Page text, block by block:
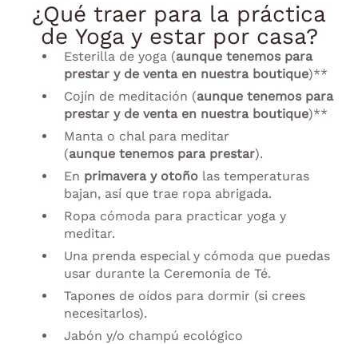
¿Qué traer para la práctica
de Yoga y estar por casa?
Esterilla de yoga (aunque tenemos para
prestar y de venta en nuestra boutique)**
Cojín de meditación (aunque tenemos para
prestar y de venta en nuestra boutique)**
Manta o chal para meditar
(aunque tenemos para prestar).
En primavera y otoño las temperaturas
bajan, así que trae ropa abrigada.
Ropa cómoda para practicar yoga y
meditar.
Una prenda especial y cómoda que puedas
usar durante la Ceremonia de Té.
Tapones de oídos para dormir (si crees
necesitarlos).
Jabón y/o champú ecológico